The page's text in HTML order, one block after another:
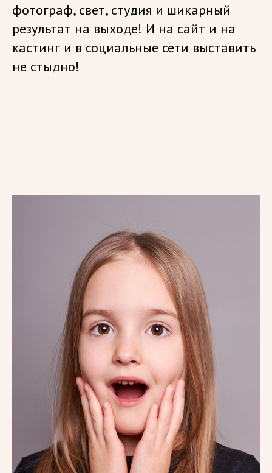
фотограф, свет, студия и шикарный
результат на выходе! И на сайт и на
кастинг и в социальные сети выставить
не стыдно!